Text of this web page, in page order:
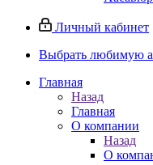
Личный кабинет
Выбрать любимую
Главная
Назад
Главная
О компании
Назад
О